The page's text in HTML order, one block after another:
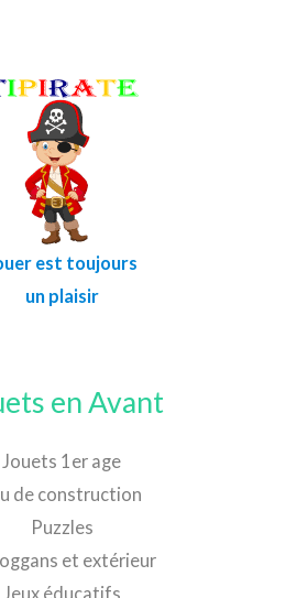
est toujours
un plaisir
en Avant
Jouets 1er age
de construction
Puzzles
et extérieur
Jeux éducatifs